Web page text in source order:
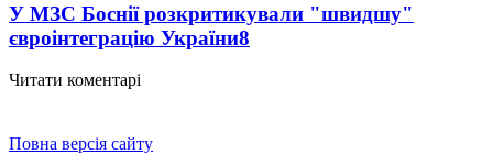
У МЗС Боснії розкритикували "швидшу"
євроінтеграцію України8
Читати коментарі
Повна версія сайту